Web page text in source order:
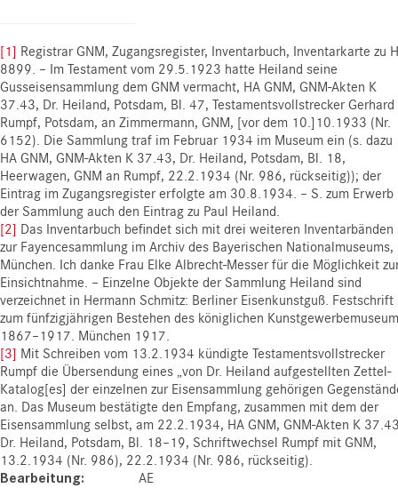
[1] Registrar GNM, Zugangsregister, Inventarbuch, Inventarkarte zu
8899. – Im Testament vom 29.5.1923 hatte Heiland seine
Gusseisensammlung dem GNM vermacht, HA GNM, GNM-Akten K
37.43, Dr. Heiland, Potsdam, Bl. 47, Testamentsvollstrecker Gerhard
Rumpf, Potsdam, an Zimmermann, GNM, [vor dem 10.]10.1933 (Nr.
6152). Die Sammlung traf im Februar 1934 im Museum ein (s. dazu
HA GNM, GNM-Akten K 37.43, Dr. Heiland, Potsdam, Bl. 18,
Heerwagen, GNM an Rumpf, 22.2.1934 (Nr. 986, rückseitig)); der
Eintrag im Zugangsregister erfolgte am 30.8.1934. – S. zum Erwerb
der Sammlung auch den Eintrag zu Paul Heiland.
[2] Das Inventarbuch befindet sich mit drei weiteren Inventarbänden
zur Fayencesammlung im Archiv des Bayerischen Nationalmuseums,
München. Ich danke Frau Elke Albrecht-Messer für die Möglichkeit
Einsichtnahme. – Einzelne Objekte der Sammlung Heiland sind
verzeichnet in Hermann Schmitz: Berliner Eisenkunstguß. Festschrift
zum fünfzigjährigen Bestehen des königlichen
1867–1917. München 1917.
[3] Mit Schreiben vom 13.2.1934 kündigte Testamentsvollstrecker
Rumpf die Übersendung eines „von Dr. Heiland aufgestellten Zettel-
Katalog[es] der einzelnen zur Eisensammlung gehörigen
an. Das Museum bestätigte den Empfang, zusammen mit dem der
Eisensammlung selbst, am 22.2.1934, HA GNM, GNM-Akten K
Dr. Heiland, Potsdam, Bl. 18–19, Schriftwechsel Rumpf mit GNM,
13.2.1934 (Nr. 986), 22.2.1934 (Nr. 986, rückseitig).
Bearbeitung AE